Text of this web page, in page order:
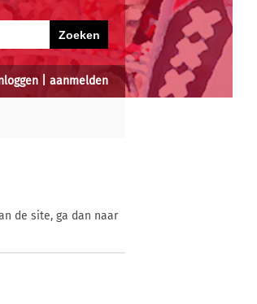
aanmelden
de site, ga dan naar